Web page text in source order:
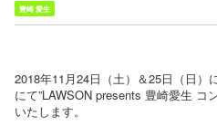
豊崎 愛生
2018年11月24日（土）＆25日（日）
にて”LAWSON presents 豊崎愛生 コ
いたします。